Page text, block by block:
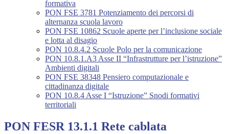
formativa
PON FSE 3781 Potenziamento dei percorsi di
alternanza scuola lavoro
PON FSE 10862 Scuole aperte per l’inclusione sociale
e lotta al disagio
PON 10.8.4.2 Scuole Polo per la comunicazione
PON 10.8.1.A3 Asse II “Infrastrutture per l’istruzione”
Ambienti digitali
PON FSE 38348 Pensiero computazionale e
cittadinanza digitale
PON 10.8.4 Asse I “Istruzione” Snodi formativi
territoriali
PON FESR 13.1.1 Rete cablata